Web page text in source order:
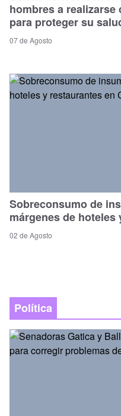
hombres a
para proteger su
07 de Agosto
Sobreconsumo de
márgenes de
02 de Agosto
Política